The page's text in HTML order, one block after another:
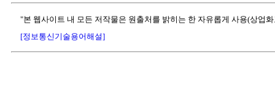
"본 웹사이트 내 모든 저작물은 원출처를 밝히는 한 자유롭게 사용(상업
[정보통신기술용어해설]